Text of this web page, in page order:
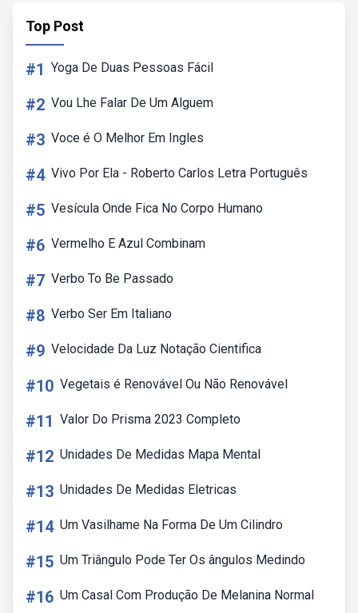
Top Post
#1 Yoga De Duas Pessoas Fácil
#2 Vou Lhe Falar De Um Alguem
#3 Voce é O Melhor Em Ingles
#4 Vivo Por Ela - Roberto Carlos Letra Português
#5 Vesícula Onde Fica No Corpo Humano
#6 Vermelho E Azul Combinam
#7 Verbo To Be Passado
#8 Verbo Ser Em Italiano
#9 Velocidade Da Luz Notação Cientifica
#10 Vegetais é Renovável Ou Não Renovável
#11 Valor Do Prisma 2023 Completo
#12 Unidades De Medidas Mapa Mental
#13 Unidades De Medidas Eletricas
#14 Um Vasilhame Na Forma De Um Cilindro
#15 Um Triângulo Pode Ter Os ângulos Medindo
#16 Um Casal Com Produção De Melanina Normal